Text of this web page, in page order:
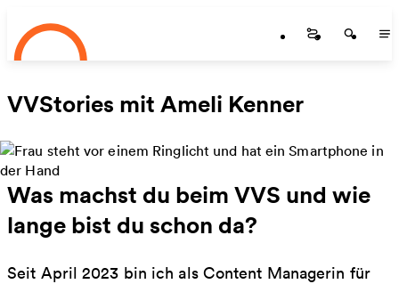
Zum Hauptinhalt springen
Startseite
VVStories mit Ameli Kenner
Was machst du beim VVS und wie
lange bist du schon da?
Seit April 2023 bin ich als Content Managerin für